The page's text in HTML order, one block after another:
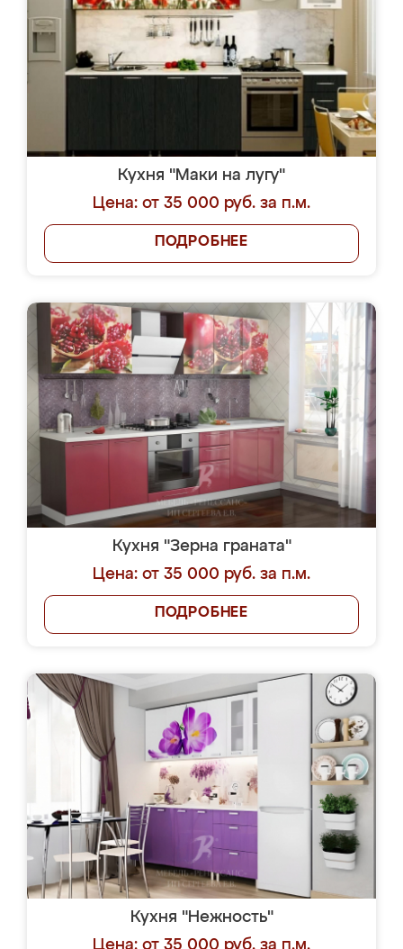
Кухня "Маки на лугу"
Цена: от 35 000 руб. за п.м.
ПОДРОБНЕЕ
Кухня "Зерна граната"
Цена: от 35 000 руб. за п.м.
ПОДРОБНЕЕ
Кухня "Нежность"
Цена: от 35 000 руб. за п.м.